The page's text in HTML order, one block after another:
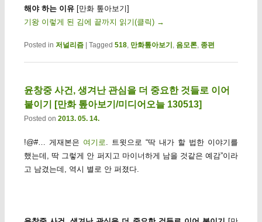
해야 하는 이유[만화 톺아보기]
기왕 이렇게 된 김에 끝까지 읽기(클릭) →
Posted in 저널리즘 Tagged 518, 만화톺아보기 , 음모론, 종편
윤창중 사건, 생겨난 관심을 더 중요한 것들로 이어
붙이기 [만화 톺아보기/미디어오늘 130513]
Posted on 2013. 05. 14.
!@#… 게재본은 여기로. 트윗으로 “딱 내가 할 법한 이야기를
했는데, 딱 그렇게 안 퍼지고 마이너하게 남을 것같은 예감”이라
고 남겼는데, 역시 별로 안 퍼졌다.